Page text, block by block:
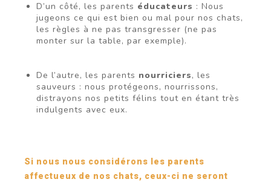
D’un côté, les parents éducateurs : Nous
jugeons ce qui est bien ou mal pour nos chats,
les règles à ne pas transgresser (ne pas
monter sur la table, par exemple).
De l’autre, les parents nourriciers, les
sauveurs : nous protégeons, nourrissons,
distrayons nos petits félins tout en étant très
indulgents avec eux.
Si nous nous considérons les parents
affectueux de nos chats, ceux-ci ne seront